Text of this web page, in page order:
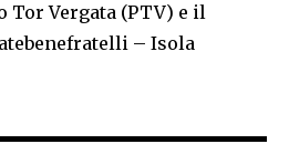
Tor Vergata (PTV) e il
– Isola